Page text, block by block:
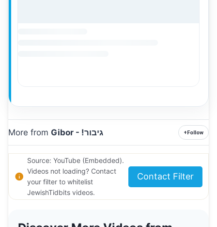
More from Gibor - !גיבור +Follow
Source: YouTube (Embedded).
Videos not loading? Contact
your filter to whitelist
JewishTidbits videos.
Contact Filter